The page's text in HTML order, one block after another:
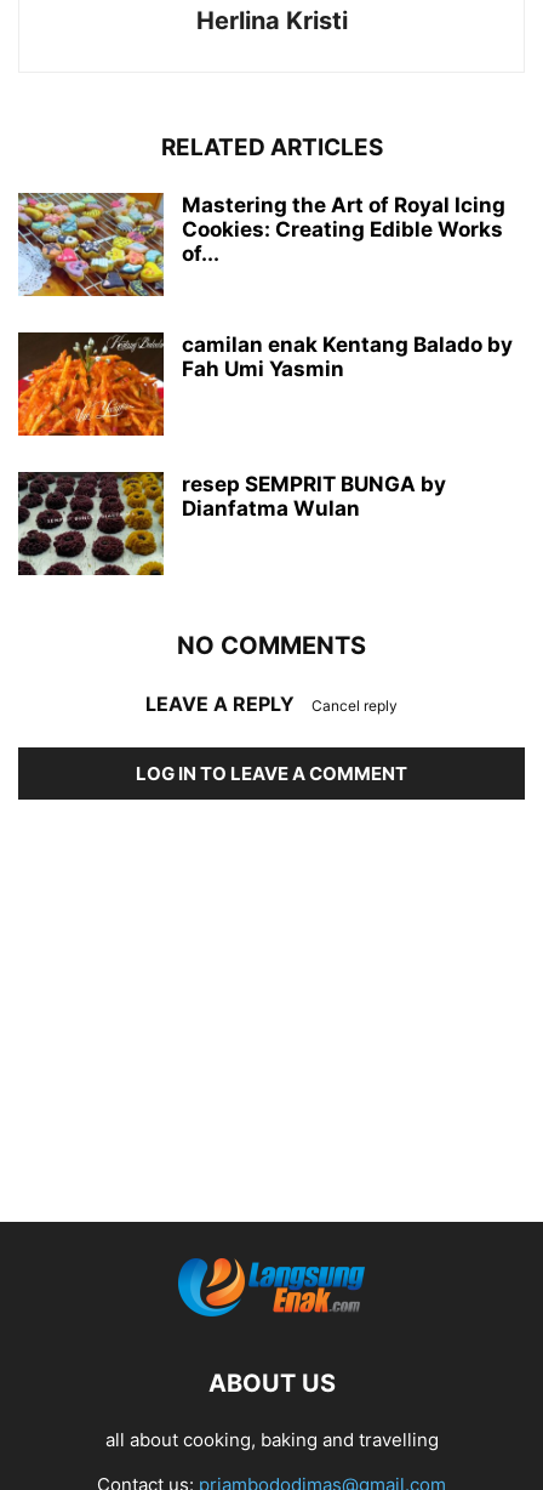
Herlina Kristi
RELATED ARTICLES
Mastering the Art of Royal Icing
Cookies: Creating Edible Works
of...
camilan enak Kentang Balado by
Fah Umi Yasmin
resep SEMPRIT BUNGA by
Dianfatma Wulan
NO COMMENTS
LEAVE A REPLY Cancel reply
LOG IN TO LEAVE A COMMENT
ABOUT US
all about cooking, baking and travelling
Contact us: priambododimas@gmail.com